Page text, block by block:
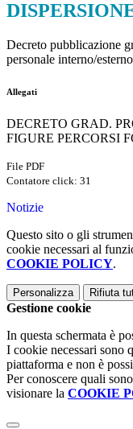
Decreto pubblicazione
personale interno/
Allegati
DECRETO GRAD.
FIGURE PERCORSI
File PDF
Contatore click: 31
Notizie
Questo sito o gli
cookie necessari al
COOKIE POLICY.
Personalizza Rifiuta
Gestione cookie
In questa schermata è
I cookie necessari sono
piattaforma e non è
Per conoscere quali
visionare la COOKIE